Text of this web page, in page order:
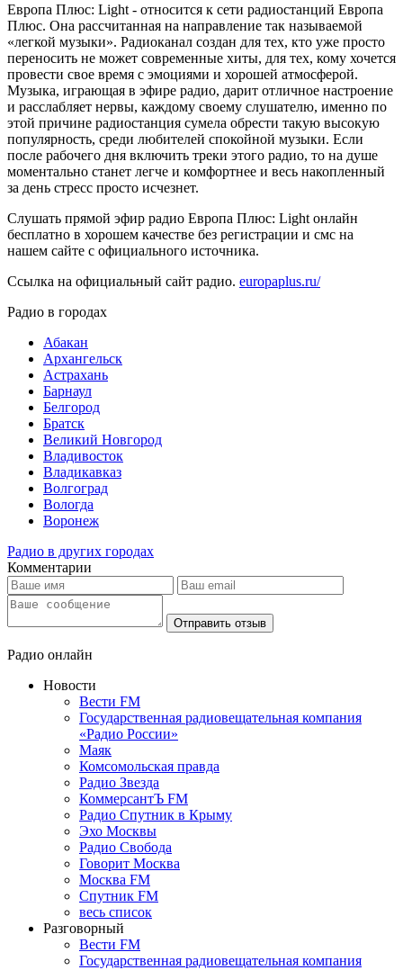
Европа Плюс: Light - относится к сети радиостанций Европа
Плюс. Она рассчитанная на направление так называемой
«легкой музыки». Радиоканал создан для тех, кто уже просто
переносить не может современные хиты, для тех, кому хочется
провести свое время с эмоциями и хорошей атмосферой.
Музыка, играющая в эфире радио, дарит отличное настроение
и расслабляет нервы, каждому своему слушателю, именно по
этой причине радиостанция сумела обрести такую высокую
популярность, среди любителей спокойной музыки. Если
после рабочего дня включить треки этого радио, то на душе
моментально станет легче и комфортнее и весь накопленный
за день стресс просто исчезнет.
Слушать прямой эфир радио Европа Плюс: Light онлайн
бесплатно в хорошем качестве без регистрации и смс на
нашем сайте с официального источника.
Ссылка на официальный сайт радио. europaplus.ru/
Радио в городах
Абакан
Архангельск
Астрахань
Барнаул
Белгород
Братск
Великий Новгород
Владивосток
Владикавказ
Волгоград
Вологда
Воронеж
Радио в других городах
Комментарии
Отправить отзыв
Радио онлайн
Новости
Вести FM
Государственная радиовещательная компания
«Радио России»
Маяк
Комсомольская правда
Радио Звезда
КоммерсантЪ FM
Радио Спутник в Крыму
Эхо Москвы
Радио Свобода
Говорит Москва
Москва FM
Спутник FM
весь список
Разговорный
Вести FM
Государственная радиовещательная компания